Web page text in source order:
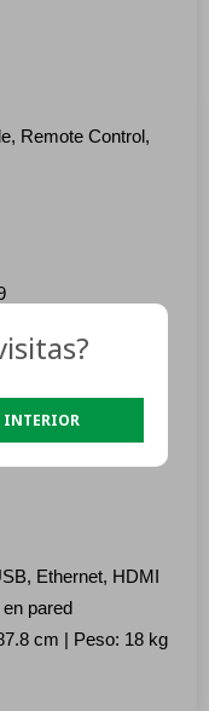
Remote Control,
del altavoz:
Ethernet, HDMI
pared
cm | Peso: 18 kg
INTERIOR